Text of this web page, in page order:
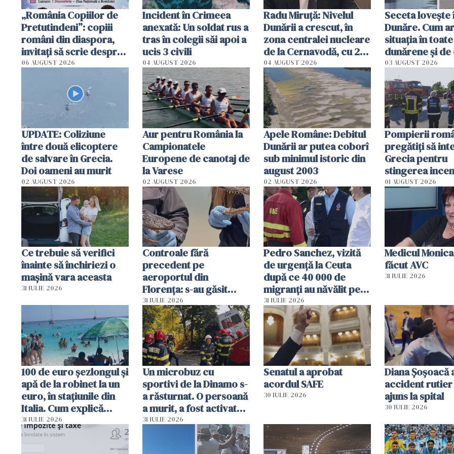
„România Copiilor de
Pretutindeni”: copiii
români din diaspora,
invitați să scrie despre
România într-un volum
06 AUGUST 2026
Incident în Crimeea
anexată: Un soldat rus a
tras în colegii săi apoi a
ucis 3 civili
04 AUGUST 2026
Radu Miruţă: Nivelul
Dunării a crescut, în
zona centralei nucleare
de la Cernavodă, cu 2
cm faţă de ziua trecută
04 AUGUST 2026
Seceta
Dunăre. Cum
situația în
dunărene și de
România
efectele, deși a
în iulie
03 AUGUST 2026
UPDATE: Coliziune
între două elicoptere
de salvare în Grecia.
Doi oameni au murit
02 AUGUST 2026
Aur pentru România la
Campionatele
Europene de canotaj de
la Varese
02 AUGUST 2026
Apele Române: Debitul
Dunării ar putea coborî
sub minimul istoric din
august 2003
02 AUGUST 2026
Pompierii
pregătiţi să
Grecia pentru
stingerea
01 AUGUST 2026
Ce trebuie să verifici
înainte să închiriezi o
mașină vara aceasta
31 IULIE 2026
Controale fără
precedent pe
aeroportul din
Florența: s-au găsit
capete de aligator și o
sumă imensă de bani
31 IULIE 2026
Pedro Sanchez, vizită
de urgență la Ceuta
după ce 40 000 de
migranți au năvălit pe
teritoriul spaniol: „Vom
mobiliza toate
resursele"
31 IULIE 2026
Medicul
făcut AVC
31 IULIE 2026
100 de euro șezlongul și
apă de la robinet la un
euro, în stațiunile din
Italia. Cum explică
autoritățile
31 IULIE 2026
Un microbuz cu
sportivi de la Dinamo s-
a răsturnat. O persoană
a murit, a fost activat
planul roșu de
31 IULIE 2026
Senatul a aprobat
acordul SAFE
30 IULIE 2026
Diana Șoșoacă
accident rutier
ajuns la spital
30 IULIE 2026